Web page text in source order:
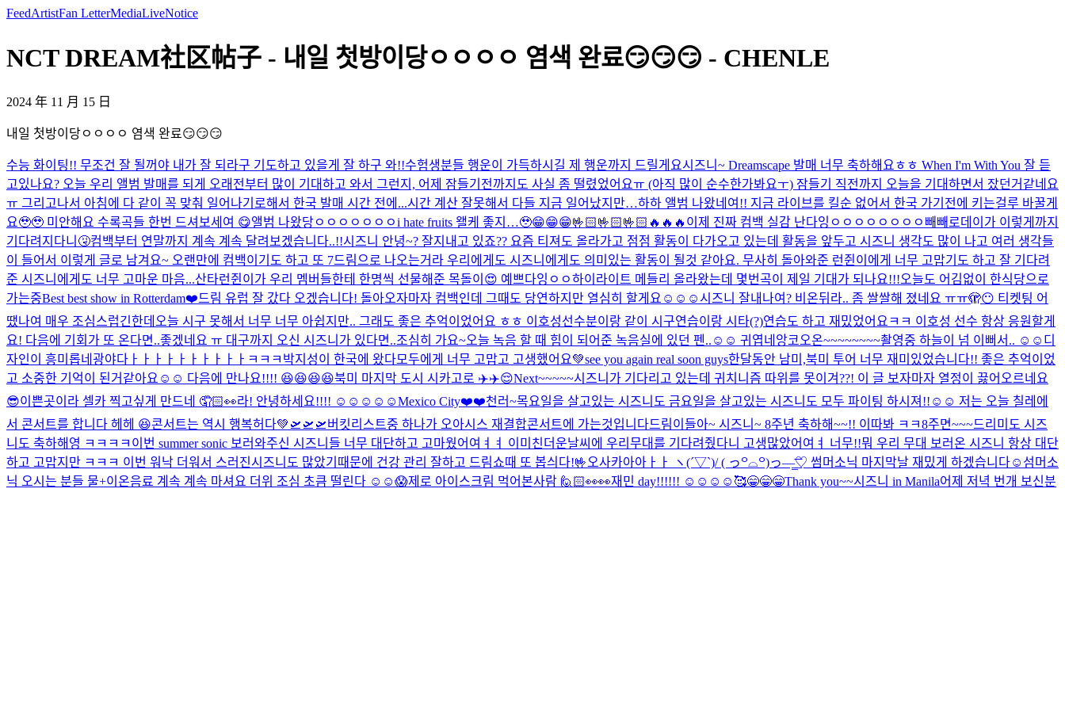
FeedArtistFan LetterMediaLiveNotice
NCT DREAM社区帖子 - 내일 첫방이당ㅇㅇㅇㅇ 염색 완료😏😏😏 - CHENLE
2024 年 11 月 15 日
내일 첫방이당ㅇㅇㅇㅇ 염색 완료😏😏😏
수능 화이팅!! 무조건 잘 될꺼야 내가 잘 되라구 기도하고 있을게 잘 하구 와!!수험생분들 행운이 가득하시길 제 행운까지 드릴게요시즈니~ Dreamscape 발매 너무 축하해요ㅎㅎ When I'm With You 잘 듣
고있나요? 오늘 우리 앨범 발매를 되게 오래전부터 많이 기대하고 와서 그런지, 어제 잠들기전까지도 사실 좀 떨렸었어요ㅠ (아직 많이 순수한가봐요ㅜ) 잠들기 직전까지 오늘을 기대하면서 잤던거같네요
ㅠ 그리고나서 아침에 다 같이 꼭 맞춰 일어나기로해서 한국 발매 시간 전에...시간 계산 잘못해서 다들 지금 일어났지만…하하 앨범 나왔네여!! 지금 라이브를 킬순 없어서 한국 가기전에 키는걸루 바꿀게
요🥹🥹 미안해요 수록곡들 한번 드셔보세여 😋앨범 나왔당ㅇㅇㅇㅇㅇㅇㅇi hate fruits 왤케 좋지…🥹😁😁😁🤟🏻🤟🏻🤟🏻🔥🔥🔥 이제 진짜 컴백 실감 난다잉ㅇㅇㅇㅇㅇㅇㅇㅇ 빼빼로데이가 이렇게까지
기다려지다니🤧컴백부터 연말까지 계속 계속 달려보겠습니다..!!시즈니 안녕~? 잘지내고 있죠?? 요즘 티져도 올라가고 점점 활동이 다가오고 있는데 활동을 앞두고 시즈니 생각도 많이 나고 여러 생각들
이 들어서 이렇게 글로 남겨요~ 오랜만에 컴백이기도 하고 또 7드림으로 나오는거라 우리에게도 시즈니에게도 의미있는 활동이 될것 같아요. 무사히 돌아와준 런쥔이에게 너무 고맙기도 하고 잘 기다려
준 시즈니에게도 너무 고마운 마음...산타런쥔이가 우리 멤버들한테 한명씩 선물해준 목돌이😍 예쁘다잉ㅇㅇ하이라이트 메들리 올라왔는데 몇번곡이 제일 기대가 되나요!!!오늘도 어김없이 한식당으로
가는중Best best show in Rotterdam❤️드림 유럽 잘 갔다 오겠습니다! 돌아오자마자 컴백인데 그때도 당연하지만 열심히 할게요☺️☺️☺️ 시즈니 잘내나여? 비온뒤라.. 좀 쌀쌀해 졌네요 ㅠㅠ🫣😶 티켓팅 어
땠나여 매우 조심스럽긴한데 오늘 시구 못해서 너무 너무 아쉽지만.. 그래도 좋은 추억이었어요 ㅎㅎ 이호성선수분이랑 같이 시구연습이랑 시타(?)연습도 하고 재밌었어요ㅋㅋ 이호성 선수 항상 응원할게
요! 다음에 기회가 또 온다면..좋겠네요 ㅠ 대구까지 오신 시즈니가 있다면..조심히 가요~오늘 녹음 할 때 힘이 되어준 녹음실에 있던 펜..☺️☺️ 귀엽네 앙코오온~~~~~~~~촬영중 하늘이 넘 이뻐서.. ☺️☺️ 디
자인이 흥미롭네 광야다ㅏㅏㅏㅏㅏㅏㅏㅏㅏㅏㅋㅋㅋ 박지성이 한국에 왔다모두에게 너무 고맙고 고생했어요💚see you again real soon guys한달동안 남미,북미 투어 너무 재미있었습니다!! 좋은 추억이었
고 소중한 기억이 된거같아요☺️☺️ 다음에 만나요!!!! 😆😆😆😆북미 마지막 도시 시카고로 ✈️✈️😌Next~~~~~시즈니가 기다리고 있는데 귀치니즘 따위를 못이겨??! 이 글 보자마자 열정이 끓어오르네요
😎이쁜곳이라 셀카 찍고싶게 만드네 🤦🏻👀라! 안녕하세요!!!! ☺️☺️☺️☺️☺️Mexico City❤️❤️천러~목요일을 살고있는 시즈니도 금요일을 살고있는 시즈니도 모두 파이팅 하시져!!☺️☺️ 저는 오늘 칠레에
서 콘서트를 합니다 헤헤 😆콘서트는 역시 행복허다💚 🛫🛫🛫버킷리스트중 하나가 오아시스 재결합콘서트에 가는것입니다드림이들아~ 시즈니~ 8주년 축하해~~!! 이따봐 ㅋㅋ8주면~~~드리미도 시즈
니도 축하해영 ㅋㅋㅋㅋ 이번 summer sonic 보러와주신 시즈니들 너무 대단하고 고마웠어여ㅕㅕ 이미친더운날씨에 우리무대를 기다려줬다니 고생많았어여ㅕ 너무!!뭐 우리 무대 보러온 시즈니 항상 대단
하고 고맙지만 ㅋㅋㅋ 이번 워낙 더워서 스러진시즈니도 많았기때문에 건강 관리 잘하고 드림쇼때 또 봅싀다!🤟 오사카아아ㅏㅏ ヽ(´▽`)/ ( っ꒪⌓꒪)っ—̳͟͞͞♡ 썸머소닉 마지막날 재밌게 하겠습니다☺️ 섬머소
닉 오시는 분들 물+이온음료 계속 계속 마셔요 더위 조심 초큼 떨린다 ☺️☺️😱제로 아이스크림 먹어본사람 🙋🏻👀👀재민 day!!!!!! ☺️☺️☺️☺️ 🥰😁😁😁Thank you~~시즈니 in Manila어제 저녁 번개 보신분